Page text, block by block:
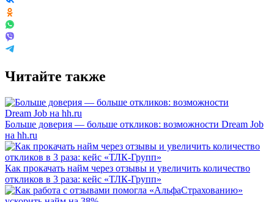
Читайте также
Больше доверия — больше откликов: возможности Dream Job
на hh.ru
Как прокачать найм через отзывы и увеличить количество
откликов в 3 раза: кейс «ТЛК-Групп»